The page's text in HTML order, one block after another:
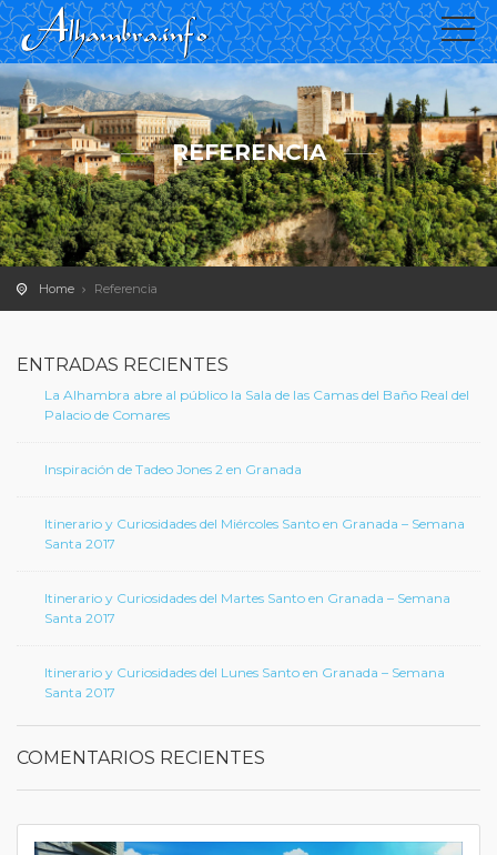
REFERENCIA
Home Referencia
ENTRADAS RECIENTES
La Alhambra abre al público la Sala de las Camas del Baño Real del
Palacio de Comares
Inspiración de Tadeo Jones 2 en Granada
Itinerario y Curiosidades del Miércoles Santo en Granada – Semana
Santa 2017
Itinerario y Curiosidades del Martes Santo en Granada – Semana
Santa 2017
Itinerario y Curiosidades del Lunes Santo en Granada – Semana
Santa 2017
COMENTARIOS RECIENTES